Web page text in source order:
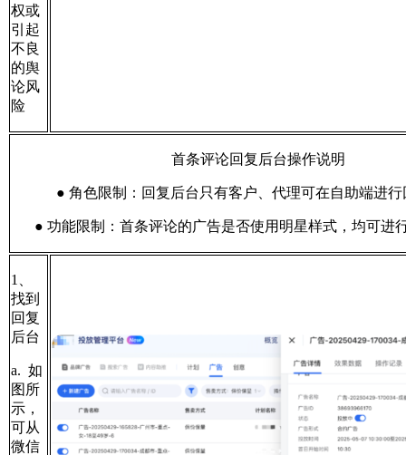
权或
引起
不良
的舆
论风
险
首条评论回复后台操作说明
● 角色限制：回复后台只有客户、代理可在自助端进行
● 功能限制：首条评论的广告是否使用明星样式，均可进
1、
找到
回复
后台
a. 如
图所
示，
可从
微信